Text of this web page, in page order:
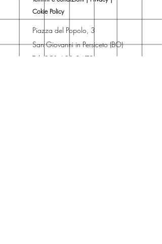
spedizione con corriere o se
risparmiare sulle spese di
spedizione e ritirare il libro presso
Libreria degli Orsi, Piazza del
Cokie Policy
Piazza del Popolo, 3
San Giovanni in Persiceto (BO)
Tel. 051 681 0470